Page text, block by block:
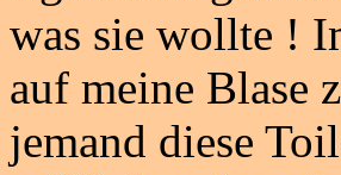
was sie wollte !
auf meine Blase
jemand diese